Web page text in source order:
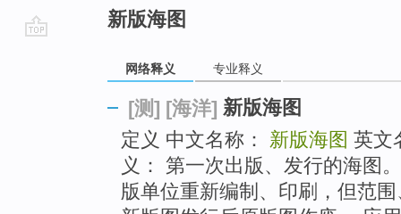
新版海图
网络释义 专业释义
[测] [海洋] 新版海图
定义 中文名称： 新版海图 英文
义： 第一次出版、发行的海图
版单位重新编制、印刷，但范